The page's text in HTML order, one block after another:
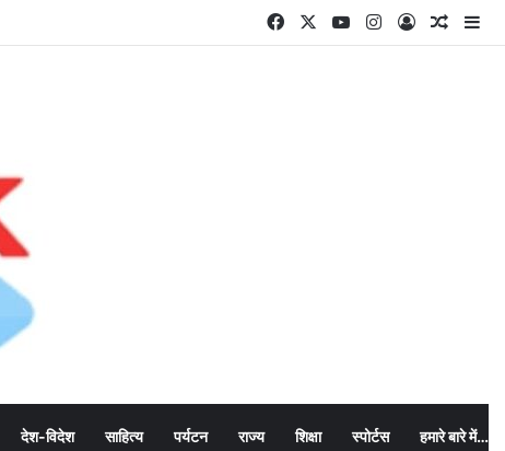
FacebookYouTubeInstagram
Log In
देश-विदेश साहित्य पर्यटन राज्य शिक्षा स्पोर्टस हमारे बारे में…